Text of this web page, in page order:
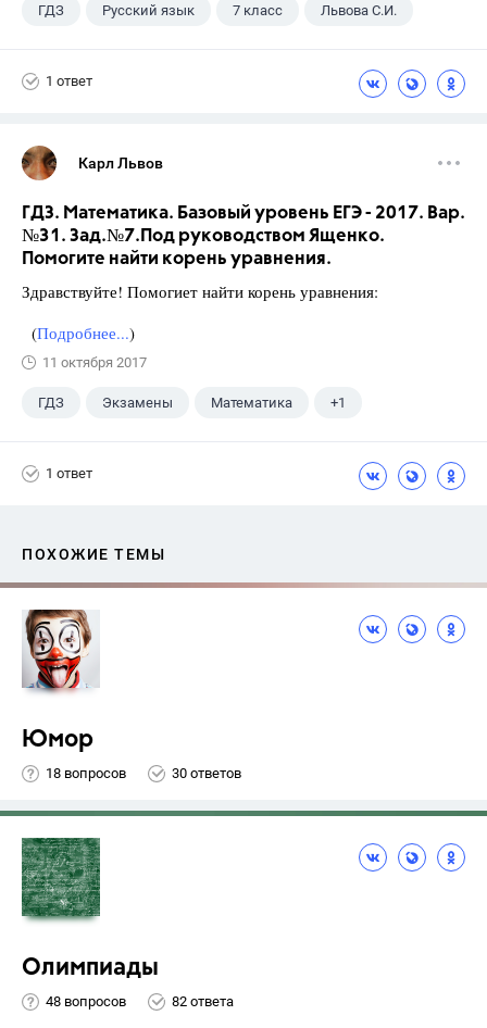
ГДЗ Русский язык 7 класс Львова С.И.
1 ответ
Карл Львов
ГДЗ. Математика. Базовый уровень ЕГЭ - 2017. Вар.
№31. Зад.№7.Под руководством Ященко.
Помогите найти корень уравнения.
Здравствуйте! Помогиет найти корень уравнения:
(Подробнее...)
11 октября 2017
ГДЗ Экзамены Математика +1
1 ответ
ПОХОЖИЕ ТЕМЫ
Юмор
18 вопросов 30 ответов
Олимпиады
48 вопросов 82 ответа